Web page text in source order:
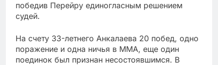
победив Перейру единогласным решением
судей.
На счету 33-летнего Анкалаева 20 побед, одно
поражение и одна ничья в ММА, еще один
поединок был признан несостоявшимся. В